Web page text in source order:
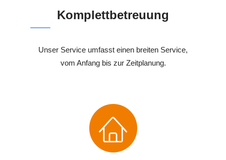
Komplettbetreuung
Unser Service umfasst einen breiten Service,
vom Anfang bis zur Zeitplanung.